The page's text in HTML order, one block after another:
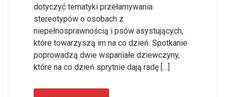
dotyczyć tematyki przełamywania
stereotypów o osobach z
niepełnosprawnością i psów asystujących,
które towarzyszą im na co dzień. Spotkanie
poprowadzą dwie wspaniałe dziewczyny,
które na co dzień sprytnie dają radę […]